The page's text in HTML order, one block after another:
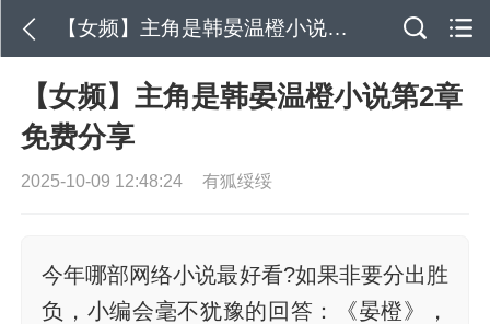
【女频】主角是韩晏温橙小说第2章免费分享
【女频】主角是韩晏温橙小说第2章
免费分享
2025-10-09 12:48:24 有狐绥绥
今年哪部网络小说最好看?如果非要分出胜
负，小编会毫不犹豫的回答：《晏橙》，